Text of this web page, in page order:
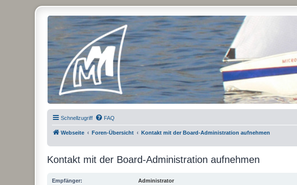
Micro Magic Forum Deutschland
Schnellzugriff FAQ
Webseite Foren-Übersicht Kontakt mit der Board-Administration aufnehmen
Kontakt mit der Board-Administration aufnehmen
Empfänger: Administrator